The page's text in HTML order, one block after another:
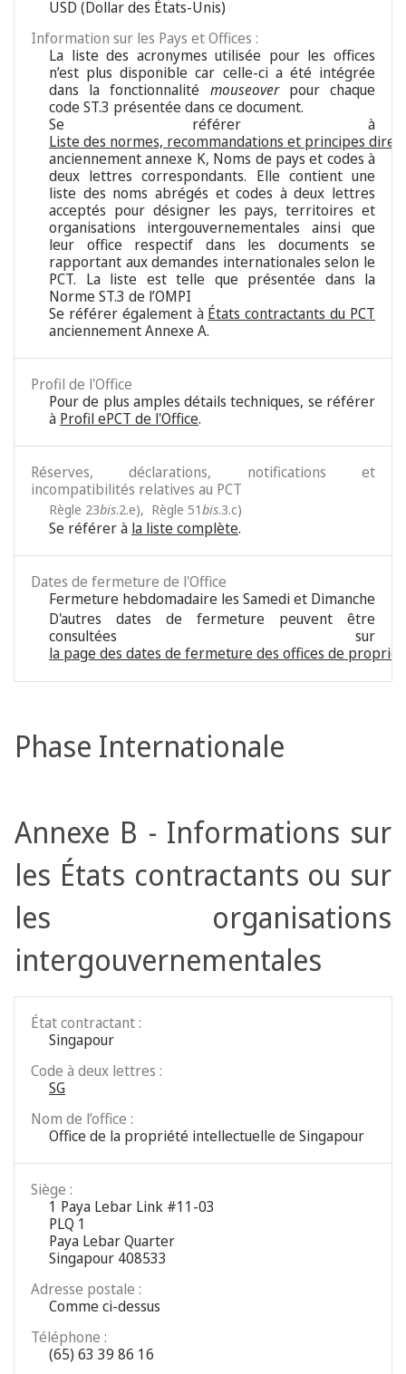
USD (Dollar des États-Unis)
Information sur les Pays et Offices :
La liste des acronymes utilisée pour les offices
n’est plus disponible car celle-ci a été intégrée
dans la fonctionnalité mouseoverpour chaque
code ST.3 présentée dans ce document.
Se référer à
Liste des normes, recommandations et principes
anciennement annexe K, Noms de pays et codes à
deux lettres correspondants. Elle contient une
liste des noms abrégés et codes à deux lettres
acceptés pour désigner les pays, territoires et
organisations intergouvernementales ainsi que
leur office respectif dans les documents se
rapportant aux demandes internationales selon le
PCT. La liste est telle que présentée dans la
Norme ST.3 de l’OMPI
Se référer également à États contractants du PCT
anciennement Annexe A.
Profil de l'Office
Pour de plus amples détails techniques, se référer
à Profil ePCT de l'Office.
Réserves, déclarations, notifications et
incompatibilités relatives au PCT
Règle 23bis.2.e), Règle 51bis.3.c)
Se référer à la liste complète.
Dates de fermeture de l'Office
Fermeture hebdomadaire les Samedi et Dimanche
D'autres dates de fermeture peuvent être
consultées sur
la page des dates de fermeture des offices de
Phase Internationale
Annexe B - Informations sur
les États contractants ou sur
les organisations
intergouvernementales
État contractant :
Singapour
Code à deux lettres :
SG
Nom de l’office :
Office de la propriété intellectuelle de Singapour
Siège :
1 Paya Lebar Link #11-03
PLQ 1
Paya Lebar Quarter
Singapour 408533
Adresse postale :
Comme ci-dessus
Téléphone :
(65) 63 39 86 16